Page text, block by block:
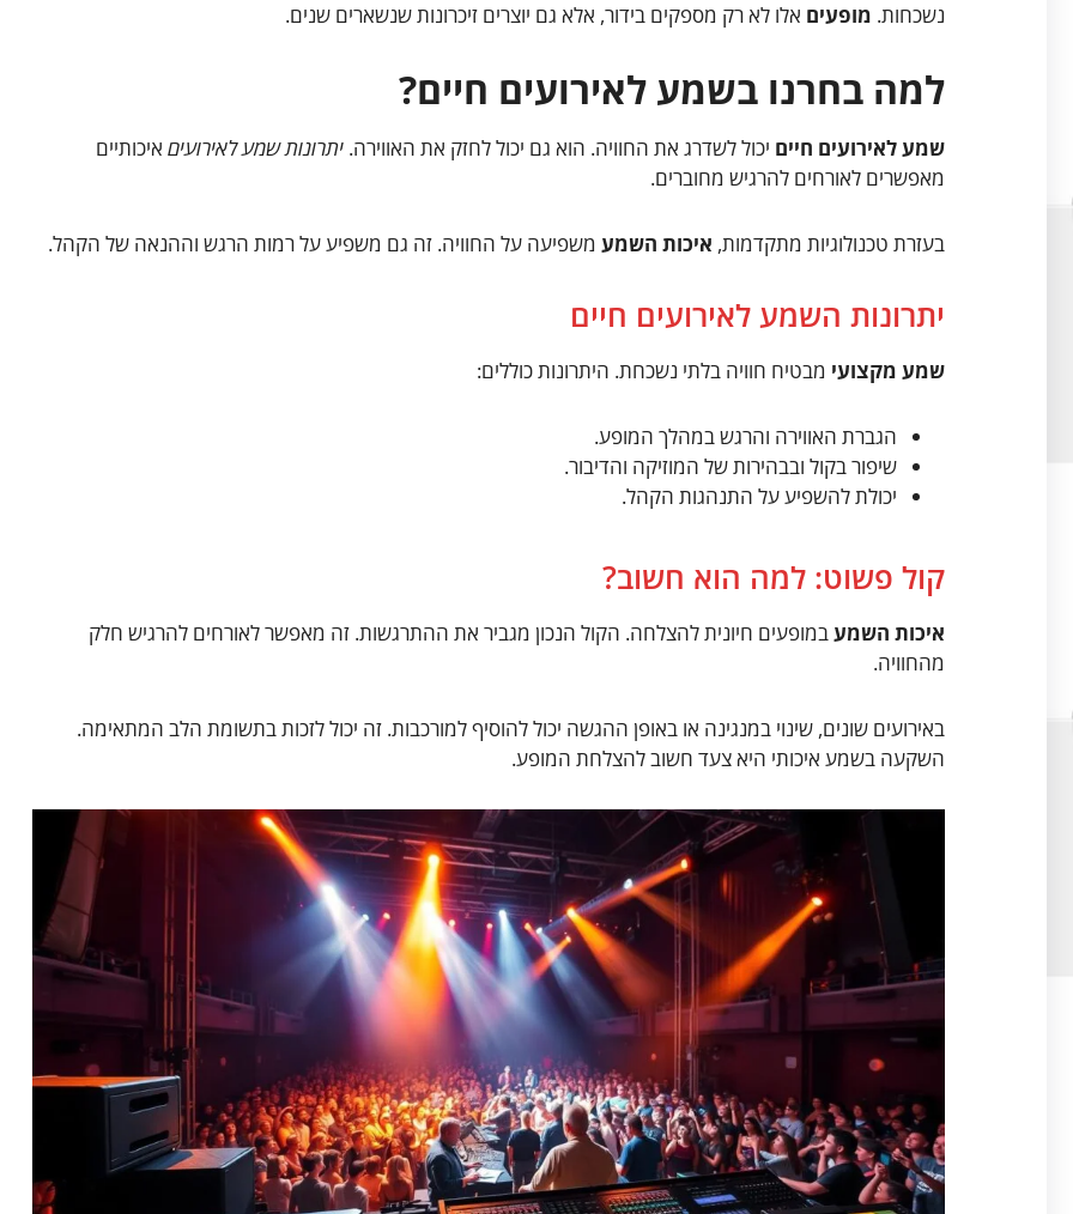
נשכחות. מופעים אלו לא רק מספקים בידור, אלא גם יוצרים זיכרונות שנשארים שנים.
למה בחרנו בשמע לאירועים חיים?
שמע לאירועים חיים יכול לשדרג את החוויה. הוא גם יכול לחזק את האווירה. יתרונות שמע לאירועים איכותיים
מאפשרים לאורחים להרגיש מחוברים.
בעזרת טכנולוגיות מתקדמות, איכות השמע משפיעה על החוויה. זה גם משפיע על רמות הרגש וההנאה של הקהל.
יתרונות השמע לאירועים חיים
שמע מקצועי מבטיח חוויה בלתי נשכחת. היתרונות כוללים:
הגברת האווירה והרגש במהלך המופע.
שיפור בקול ובבהירות של המוזיקה והדיבור.
יכולת להשפיע על התנהגות הקהל.
קול פשוט: למה הוא חשוב?
איכות השמעבמופעים חיונית להצלחה. הקול הנכון מגביר את ההתרגשות. זה מאפשר לאורחים להרגיש חלק
מהחוויה.
באירועים שונים, שינוי במנגינה או באופן ההגשה יכול להוסיף למורכבות. זה יכול לזכות בתשומת הלב המתאימה.
השקעה בשמע איכותי היא צעד חשוב להצלחת המופע.